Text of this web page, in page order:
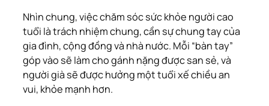
Nhìn chung, việc chăm sóc sức khỏe người cao
tuổi là trách nhiệm chung, cần sự chung tay của
gia đình, cộng đồng và nhà nước. Mỗi “bàn tay”
góp vào sẽ làm cho gánh nặng được san sẻ, và
người già sẽ được hưởng một tuổi xế chiều an
vui, khỏe mạnh hơn.